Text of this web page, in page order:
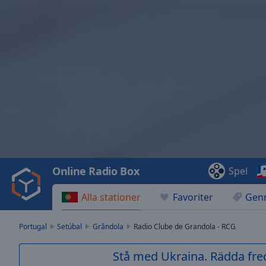
Video
Play
Backward
Skip
Current
Alla stationer Favoriter
Online Radio Box Spel
Portugal Setúbal Grândola Radio Clube de Grandola - RCG
Stå med Ukraina. Rädda